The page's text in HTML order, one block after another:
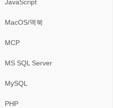
휴대용게임
JavaScript
MacOS/맥북
MCP
MS SQL Server
MySQL
PHP